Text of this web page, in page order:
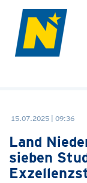
15.07.2025 | 09:36
Land
sieben